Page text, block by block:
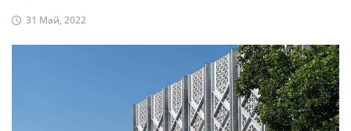
31 Май, 2022